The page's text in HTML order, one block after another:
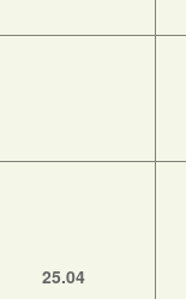
25.04